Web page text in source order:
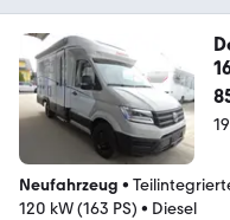
Neufahrzeug •
120 kW (163 PS) • Diesel